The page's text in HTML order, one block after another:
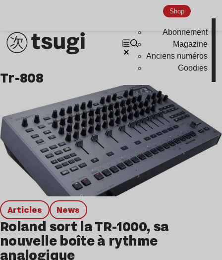
Shop
Abonnement
Magazine
Anciens numéros
Goodies
Indie
tr-808
Articles news
Roland sort la TR-1000, sa
nouvelle boîte à rythme
analogique